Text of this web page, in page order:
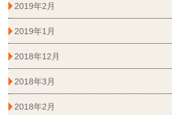
2019年2月
2019年1月
2018年12月
2018年3月
2018年2月